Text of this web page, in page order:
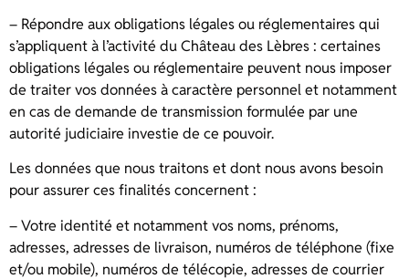
– Répondre aux obligations légales ou réglementaires qui
s’appliquent à l’activité du Château des Lèbres : certaines
obligations légales ou réglementaire peuvent nous imposer
de traiter vos données à caractère personnel et notamment
en cas de demande de transmission formulée par une
autorité judiciaire investie de ce pouvoir.
Les données que nous traitons et dont nous avons besoin
pour assurer ces finalités concernent :
– Votre identité et notamment vos noms, prénoms,
adresses, adresses de livraison, numéros de téléphone (fixe
et/ou mobile), numéros de télécopie, adresses de courrier